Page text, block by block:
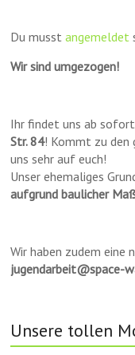
Du musstangemeldet
Wir sind umgezogen!
Ihr findet uns ab
Str. 84! Kommt zu den
uns sehr auf euch!
Unser ehemaliges
aufgrund baulicher
Wir haben zudem eine
jugendarbeit@space-
Unsere tollen